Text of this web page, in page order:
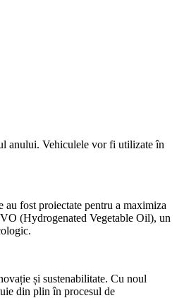
anului. Vehiculele vor fi utilizate în
fost proiectate pentru a maximiza
(Hydrogenated Vegetable Oil), un
și sustenabilitate. Cu noul
din plin în procesul de